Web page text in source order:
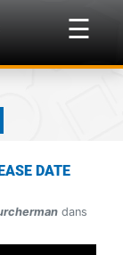
☰
×
DATE
dans